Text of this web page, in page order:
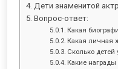
Дети знаменитой
Вопрос-ответ:
Какая
Какая личная
Сколько
Какие награды